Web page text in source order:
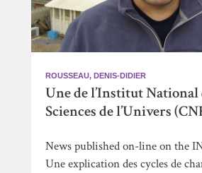
ROUSSEAU, DENIS-DIDIER
Une de l’Institut National
Sciences de l’Univers
News published on-line on the
Une explication des cycles de